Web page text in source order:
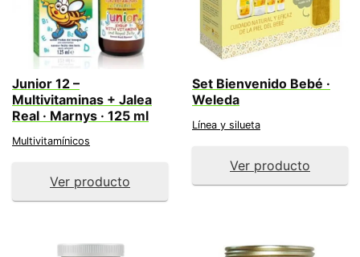
Junior 12 –
Multivitaminas + Jalea
Real · Marnys · 125 ml
Multivitamínicos
Ver producto
Set Bienvenido Bebé ·
Weleda
Línea y silueta
Ver producto